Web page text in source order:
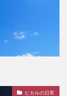
ヒカルの日常